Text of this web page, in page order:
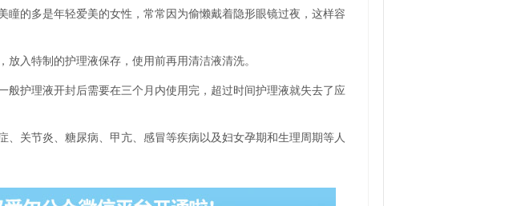
瞳的多是年轻爱美的女性，常常因为偷懒戴着隐形眼镜过夜，这样容
放入特制的护理液保存，使用前再用清洁液清洗。
般护理液开封后需要在三个月内使用完，超过时间护理液就失去了应
、关节炎、糖尿病、甲亢、感冒等疾病以及妇女孕期和生理周期等人